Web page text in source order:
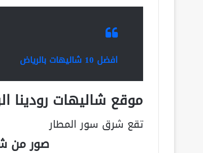
افضل 10 شاليهات بالرياض
موقع شاليهات رودينا
تقع شرق سور المطار
صور من